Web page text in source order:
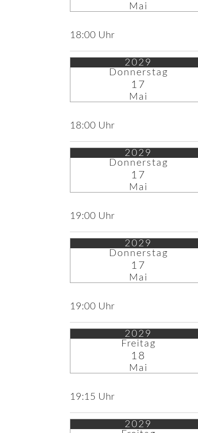
Mai
18:00 Uhr
2029
Donnerstag
17
Mai
18:00 Uhr
2029
Donnerstag
17
Mai
19:00 Uhr
2029
Donnerstag
17
Mai
19:00 Uhr
2029
Freitag
18
Mai
19:15 Uhr
2029